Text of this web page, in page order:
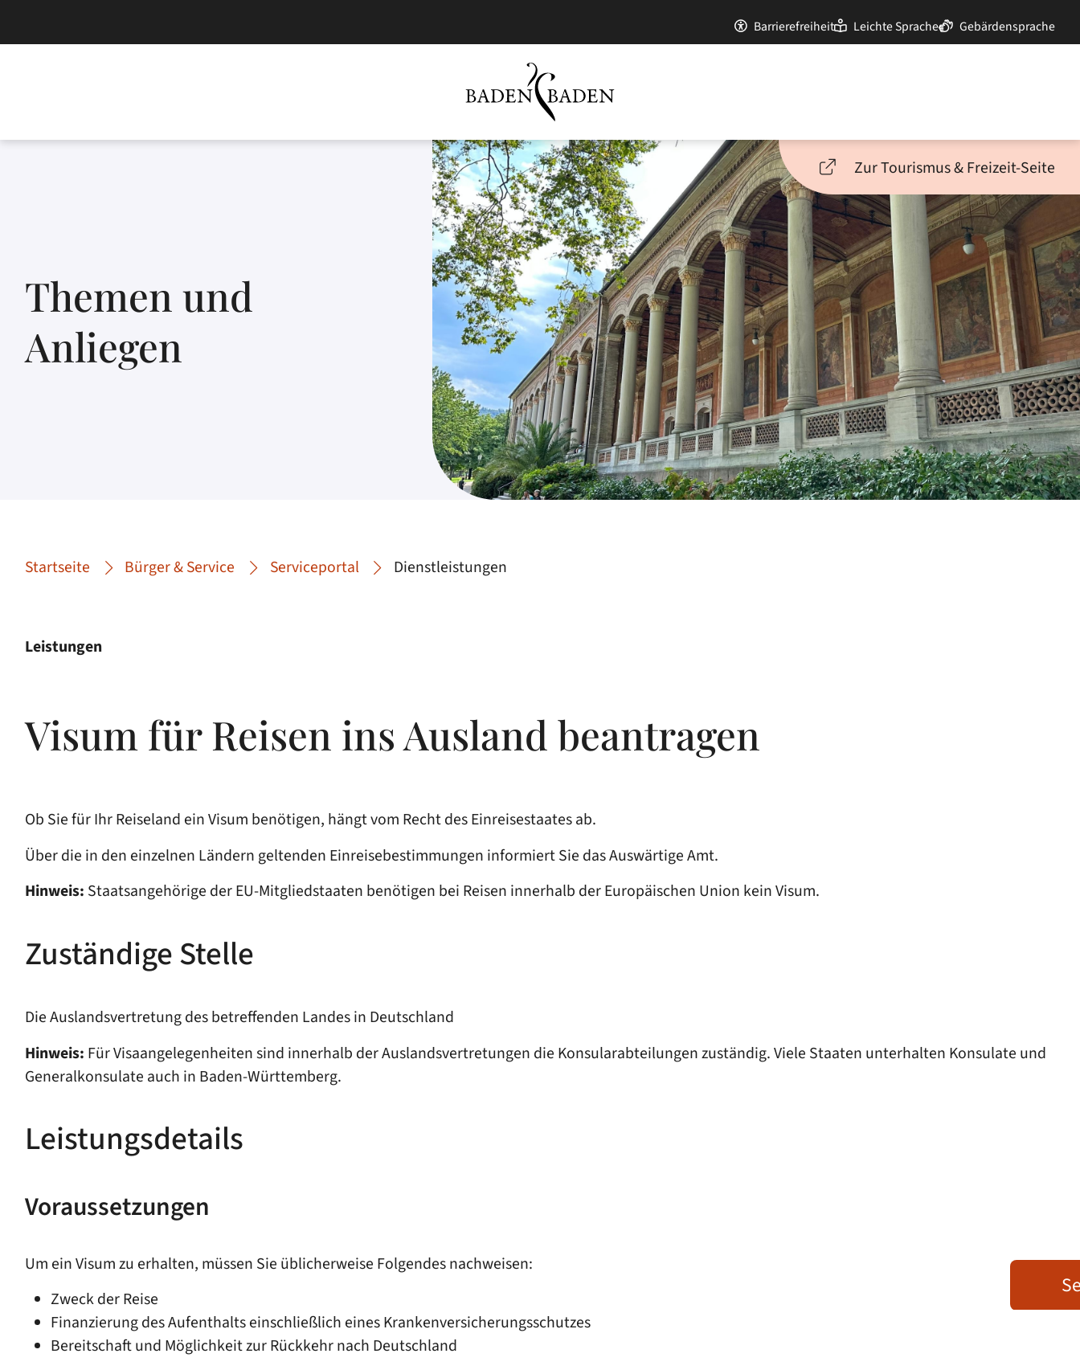
Barrierefreiheit Leichte Sprache Gebärdensprache
Zur Tourismus & Freizeit-Seite
Themen und
Anliegen
Startseite Bürger & Service Serviceportal Dienstleistungen
Leistungen
Visum für Reisen ins Ausland beantragen
Ob Sie für Ihr Reiseland ein Visum benötigen, hängt vom Recht des Einreisestaates ab.
Über die in den einzelnen Ländern geltenden Einreisebestimmungen informiert Sie das Auswärtige Amt.
Hinweis: Staatsangehörige der EU-Mitgliedstaaten benötigen bei Reisen innerhalb der Europäischen Union kein Visum.
Zuständige Stelle
Die Auslandsvertretung des betreffenden Landes in Deutschland
Hinweis: Für Visaangelegenheiten sind innerhalb der Auslandsvertretungen die Konsularabteilungen zuständig. Viele Staaten unterhalten Konsulate und
Generalkonsulate auch in Baden-Württemberg.
Leistungsdetails
Voraussetzungen
Um ein Visum zu erhalten, müssen Sie üblicherweise Folgendes nachweisen:
Zweck der Reise
Finanzierung des Aufenthalts einschließlich eines Krankenversicherungsschutzes
Bereitschaft und Möglichkeit zur Rückkehr nach Deutschland